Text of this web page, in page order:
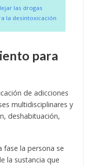
las drogas
la desintoxicación
para
de adicciones
multidisciplinares y
deshabituación,
fase la persona se
la sustancia que